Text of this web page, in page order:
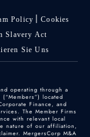
Policy
Cookies
Slavery Act
Sie Uns
operating through a
located
Finance, and
The Member Firms
with relevant local
nature of our affiliation,
MergersCorp M&A